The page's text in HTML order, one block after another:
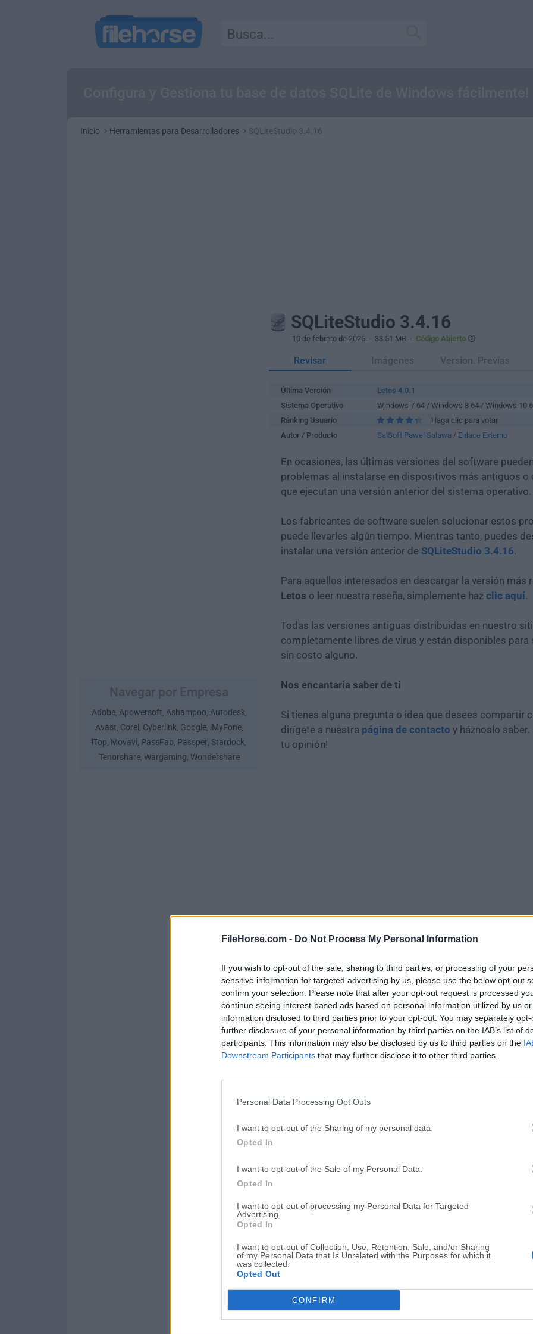
FileHorse.com - Do Not Process My Personal Information
If you wish to opt-out of the sale, sharing to third parties, or processing of your
sensitive information for targeted advertising by us, please use the below opt-out
confirm your selection. Please note that after your opt-out request is processed
continue seeing interest-based ads based on personal information utilized by us
information disclosed to third parties prior to your opt-out. You may separately
further disclosure of your personal information by third parties on the IAB’s list of
participants. This information may also be disclosed by us to third parties on the
Downstream Participants that may further disclose it to other third parties.
Personal Data Processing Opt Outs
I want to opt-out of the Sharing of my personal data.
Opted In
I want to opt-out of the Sale of my Personal Data.
Opted In
I want to opt-out of processing my Personal Data for Targeted
Advertising.
Opted In
I want to opt-out of Collection, Use, Retention, Sale, and/or Sharing
of my Personal Data that Is Unrelated with the Purposes for which it
was collected.
Opted Out
CONFIRM
Inicio Herramientas para Desarrolladores SQLiteStudio 3.4.16
Adobe, Apowersoft, Ashampoo, Autodesk,
Avast, Corel , Cyberlink, Google, iMyFone,
iTop, Movavi, PassFab, Passper, Stardock,
Tenorshare, Wargaming, Wondershare
SQLiteStudio 3.4.16
10 de febrero de 2025 - 33.51 MB - Código Abierto
Revisar Imágenes Version. Previas
Última Versión
Letos 4.0.1
Sistema Operativo
Windows 7 64 / Windows 8 64 / Windows 10
Ránking Usuario
Haga clic para votar
Autor / Producto
SalSoft Pawel Salawa / Enlace Externo
En ocasiones, las últimas versiones del software
problemas al instalarse en dispositivos más antiguos
que ejecutan una versión anterior del sistema operativo.
Los fabricantes de software suelen solucionar estos
puede llevarles algún tiempo. Mientras tanto, puedes
instalar una versión anterior de SQLiteStudio 3.4.16.
Para aquellos interesados en descargar la versión más
Letos o leer nuestra reseña, simplemente haz clic aquí.
Todas las versiones antiguas distribuidas en nuestro
completamente libres de virus y están disponibles para
sin costo alguno.
Nos encantaría saber de ti
Si tienes alguna pregunta o idea que desees compartir
dirígete a nuestra página de contacto y háznoslo saber.
tu opinión!
Descargar SQLiteStudio 3.4.16
¿Por qué se publica esta aplicación en Filehorse? ( Más
Imágenes
Top Descargas
Opera 134.0 Build 5954.46 (64-bit)
Adobe Photoshop CC 2026 27.9.1 (64-bit)
GTA 6 for PS5 CapCut Desktop 9.1.0
PC Repair Tool 2026 Hero Wars - Online Action